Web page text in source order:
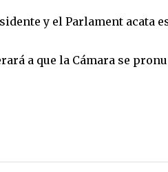
y el Parlament acata
a que la Cámara se